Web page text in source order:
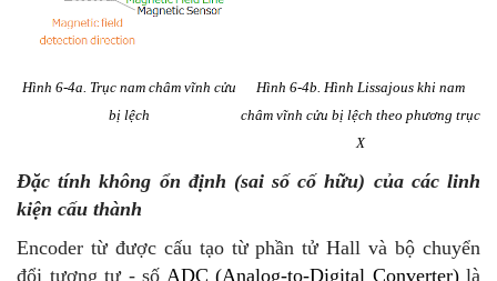
Hình 6-4a. Trục nam châm vĩnh cửu
bị lệch
Hình 6-4b. Hình Lissajous khi nam
châm vĩnh cửu bị lệch theo phương trục
X
Đặc tính không ổn định (sai số cố hữu) của các linh
kiện cấu thành
Encoder từ được cấu tạo từ phần tử Hall và bộ chuyển
đổi tương tự - số ADC (Analog-to-Digital Converter)là